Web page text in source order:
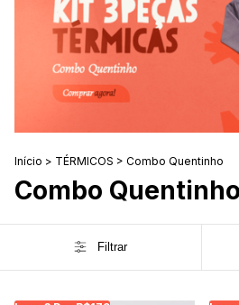
Início > TÉRMICOS > Combo Quentinho
Combo Quentinho
Filtrar